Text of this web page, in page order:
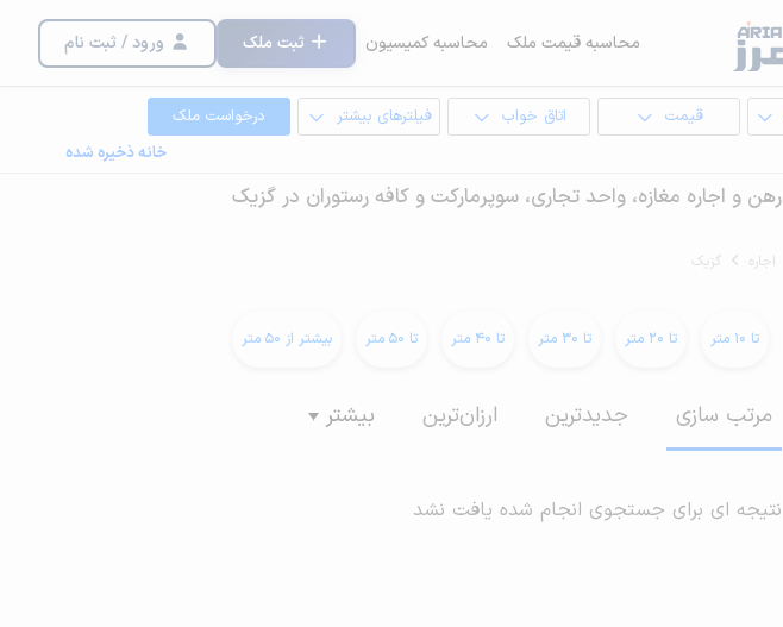
محاسبه قیمت ملک محاسبه کمیسیون ثبت ملک ورود / ثبت نام
قیمت اتاق خواب فیلترهای بیشتر
درخواست ملک
خانه ذخیره شده
رهن و اجاره مغازه، واحد تجاری، سوپرمارکت و کافه رستوران در گزیک
اجاره گزیک
تا 10 متر تا 20 متر تا 30 متر تا 40 متر تا 50 متر بیشتر از 50 متر
مرتب سازی جدیدترین ارزان‌ترین بیشتر
نتیجه ای برای جستجوی انجام شده یافت نشد